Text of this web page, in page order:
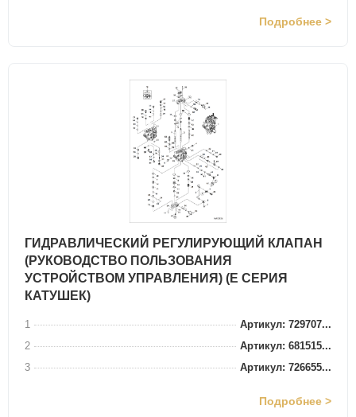
Подробнее >
ГИДРАВЛИЧЕСКИЙ РЕГУЛИРУЮЩИЙ КЛАПАН
(РУКОВОДСТВО ПОЛЬЗОВАНИЯ
УСТРОЙСТВОМ УПРАВЛЕНИЯ) (E СЕРИЯ
КАТУШЕК)
1
Артикул: 729707...
2
Артикул: 681515...
3
Артикул: 726655...
Подробнее >